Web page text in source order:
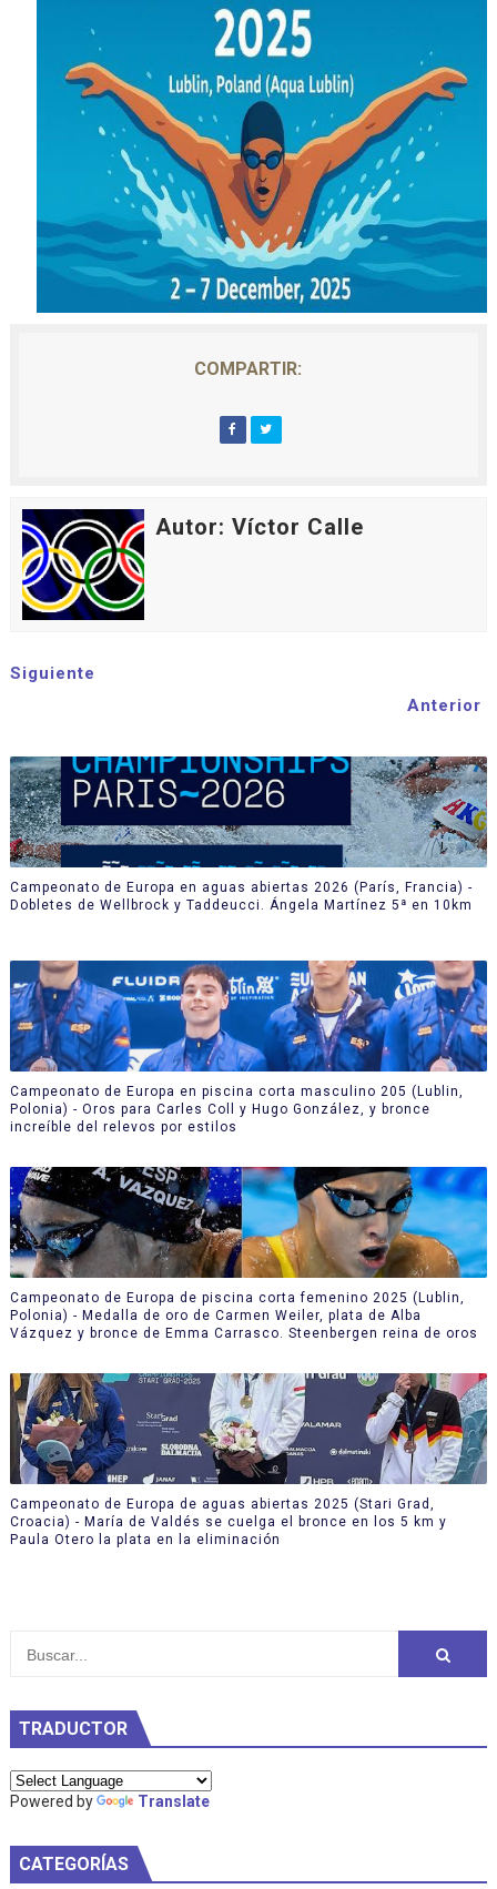
COMPARTIR:
Autor: Víctor Calle
Siguiente
Anterior
Campeonato de Europa en aguas abiertas 2026 (París, Francia) -
Dobletes de Wellbrock y Taddeucci. Ángela Martínez 5ª en 10km
Campeonato de Europa en piscina corta masculino 205 (Lublin,
Polonia) - Oros para Carles Coll y Hugo González, y bronce
increíble del relevos por estilos
Campeonato de Europa de piscina corta femenino 2025 (Lublin,
Polonia) - Medalla de oro de Carmen Weiler, plata de Alba
Vázquez y bronce de Emma Carrasco. Steenbergen reina de oros
Campeonato de Europa de aguas abiertas 2025 (Stari Grad,
Croacia) - María de Valdés se cuelga el bronce en los 5 km y
Paula Otero la plata en la eliminación
TRADUCTOR
Powered by Translate
CATEGORÍAS